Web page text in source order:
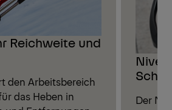
Reichweite und
den Arbeitsbereich
das Heben in
Der